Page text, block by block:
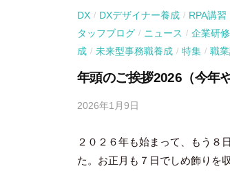
DX / DXデザイナー養成 / RPA講習
タッフブログ / ニュース / 企業研修
成 / 未来型事務職養成 / 特集 / 職
年頭のご挨拶2026（今年
2026年1月9日
吉
田
２０２６年も始まって、もう８
た。お正月も７日でしめ飾りを